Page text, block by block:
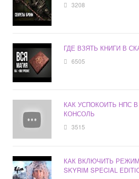
3208
ГДЕ ВЗЯТЬ КНИГИ В
6505
КАК УСПОКОИТЬ НПС
КОНСОЛЬ
3515
КАК ВКЛЮЧИТЬ
SKYRIM SPECIAL